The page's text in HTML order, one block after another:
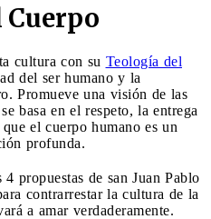
Cuerpo
cultura con su Teología del
del ser humano y la
Promueve una visión de las
basa en el respeto, la entrega
el cuerpo humano es un
profunda.
propuestas de san Juan Pablo
contrarrestar la cultura de la
a amar verdaderamente.